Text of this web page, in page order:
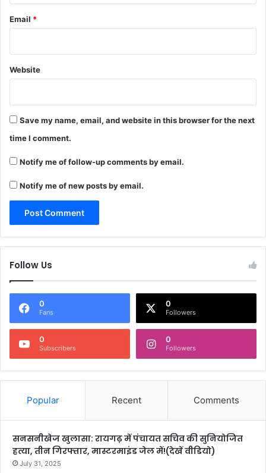
Email *
Website
Save my name, email, and website in this browser for the next
time I comment.
Notify me of follow-up comments by email.
Notify me of new posts by email.
Follow Us
0
Fans
0
Followers
0
Subscribers
0
Followers
Popular Recent Comments
सनसनीखेज खुलासा: रायगढ़ में पंचायत सचिव की सुनियोजित
हत्या, तीन गिरफ्तार, मास्टरमाइंड जेल में!(देखें वीडियो)
July 31, 2025